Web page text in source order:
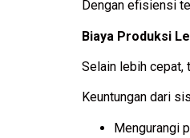
Dengan efisiensi
Biaya Produksi
Selain lebih cepat,
Keuntungan dari
Mengurangi